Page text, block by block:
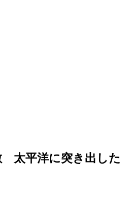
太平洋に突き出した